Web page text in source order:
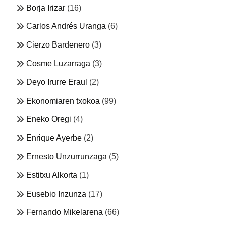
Borja Irizar (16)
Carlos Andrés Uranga (6)
Cierzo Bardenero (3)
Cosme Luzarraga (3)
Deyo Irurre Eraul (2)
Ekonomiaren txokoa (99)
Eneko Oregi (4)
Enrique Ayerbe (2)
Ernesto Unzurrunzaga (5)
Estitxu Alkorta (1)
Eusebio Inzunza (17)
Fernando Mikelarena (66)